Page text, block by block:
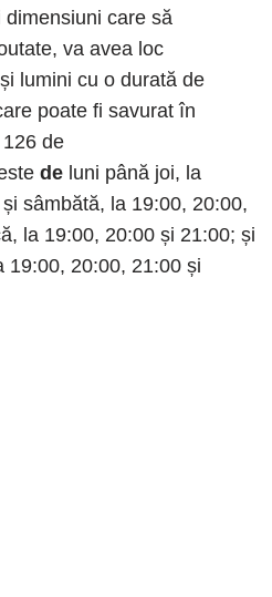
care să
va avea loc
lumini cu o durată de
poate fi savurat în
de
de luni până joi, la
sâmbătă, la 19:00, 20:00,
la 19:00, 20:00 și 21:00; și
19:00, 20:00, 21:00 și